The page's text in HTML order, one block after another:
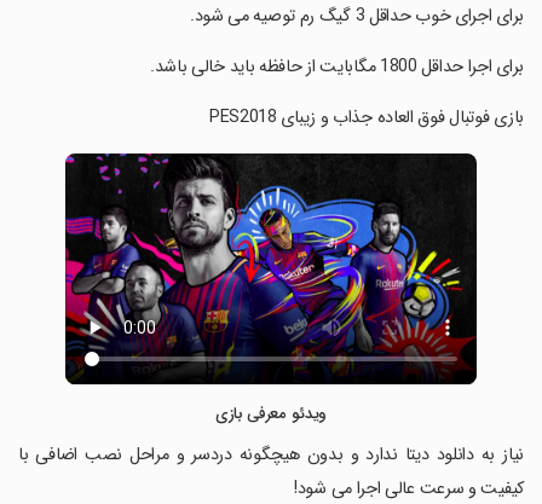
‏برای اجرای خوب حداقل 3 گیگ رم توصیه می شود.
‏برای اجرا حداقل 1800 مگابایت از حافظه باید خالی باشد.
‏بازی فوتبال فوق العاده جذاب و زیبای PES2018
ویدئو معرفی بازی
‏نیاز به دانلود دیتا ندارد و بدون هیچگونه دردسر و مراحل نصب اضافی با
کیفیت و سرعت عالی اجرا می شود!